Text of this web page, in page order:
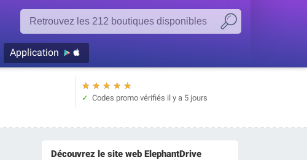
Application
★
★
★
★
★
Codes promo vérifiés il y a 5 jours
Découvrez le site web ElephantDrive